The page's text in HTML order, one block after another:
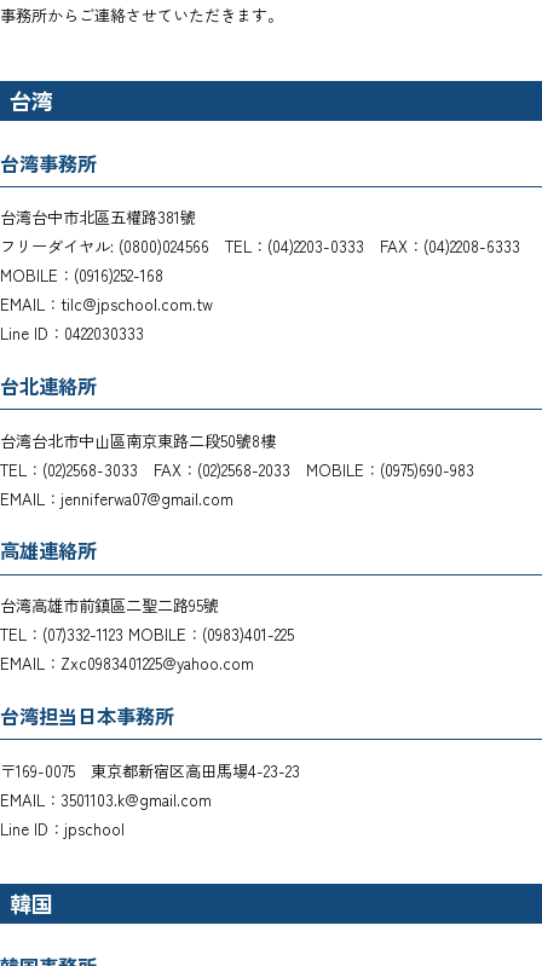
事務所からご連絡させていただきます。
台湾
台湾事務所
台湾台中市北區五權路381號
フリーダイヤル: (0800)024566 TEL：(04)2203-0333 FAX：(04)2208-6333
MOBILE：(0916)252-168
EMAIL：tilc@jpschool.com.tw
Line ID：0422030333
台北連絡所
台湾台北市中山區南京東路二段50號8樓
TEL：(02)2568-3033 FAX：(02)2568-2033 MOBILE：(0975)690-983
EMAIL：jenniferwa07@gmail.com
高雄連絡所
台湾高雄市前鎮區二聖二路95號
TEL：(07)332-1123 MOBILE：(0983)401-225
EMAIL：Zxc0983401225@yahoo.com
台湾担当日本事務所
〒169-0075 東京都新宿区高田馬場4-23-23
EMAIL：3501103.k@gmail.com
Line ID：jpschool
韓国